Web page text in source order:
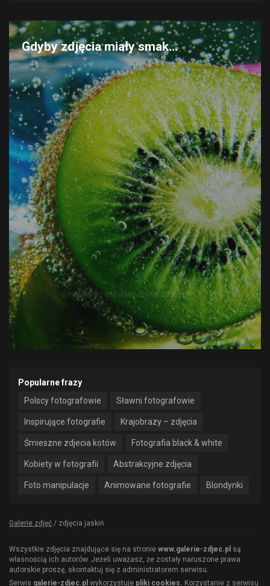
Gdyby zdjęcia miały smak...
Popularne frazy
Polscy fotografowie
Sławni fotografowie
Inspirujące fotografie Krajobrazy – zdjęcia
Śmieszne zdjecia kotów Fotografia black & white
Kobiety w fotografii Abstrakcyjne zdjęcia
Foto manipulacje Animowane fotografie Blondynki
Galerie zdjęć / zdjęcia jaskiń
Wszystkie zdjęcia znajdujące się na stronie www.galerie-zdjec.pl są
własnością ich autorów. Jeżeli uważasz, że zostały naruszone prawa
autorskie proszę, skontaktuj się z administratorem serwisu.
Serwis galerie-zdjec.pl wykorzystuje pliki cookies. Korzystanie z serwisu